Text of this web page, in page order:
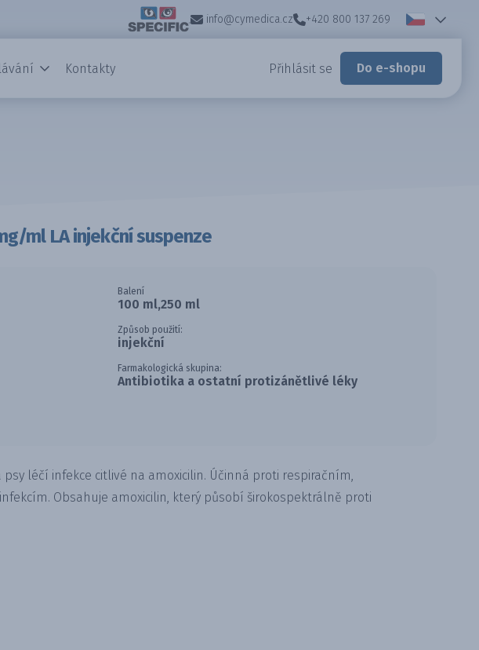
info@cymedica.cz +420 800 137 269
Kontakty Přihlásit se Do e-shopu
ml LA injekční suspenze
Balení
100 ml,250 ml
Způsob použití:
injekční
Farmakologická skupina:
Antibiotika a ostatní protizánětlivé léky
léčí infekce citlivé na amoxicilin. Účinná proti respiračním,
Obsahuje amoxicilin, který působí širokospektrálně proti